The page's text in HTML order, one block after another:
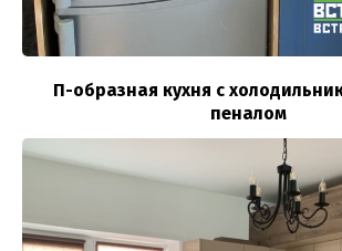
П-образная кухня с
пеналом